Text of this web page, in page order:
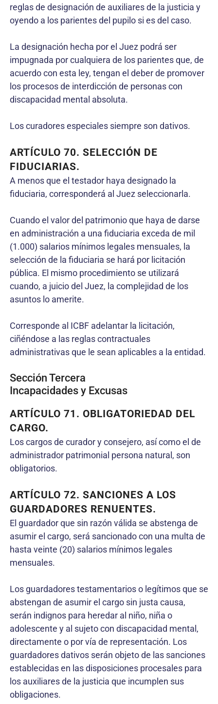
reglas de designación de auxiliares de la justicia y
oyendo a los parientes del pupilo si es del caso.
La designación hecha por el Juez podrá ser
impugnada por cualquiera de los parientes que, de
acuerdo con esta ley, tengan el deber de promover
los procesos de interdicción de personas con
discapacidad mental absoluta.
Los curadores especiales siempre son dativos.
ARTÍCULO 70. SELECCIÓN DE
FIDUCIARIAS.
A menos que el testador haya designado la
fiduciaria, corresponderá al Juez seleccionarla.
Cuando el valor del patrimonio que haya de darse
en administración a una fiduciaria exceda de mil
(1.000) salarios mínimos legales mensuales, la
selección de la fiduciaria se hará por licitación
pública. El mismo procedimiento se utilizará
cuando, a juicio del Juez, la complejidad de los
asuntos lo amerite.
Corresponde al ICBF adelantar la licitación,
ciñéndose a las reglas contractuales
administrativas que le sean aplicables a la entidad.
Sección Tercera
Incapacidades y Excusas
ARTÍCULO 71. OBLIGATORIEDAD DEL
CARGO.
Los cargos de curador y consejero, así como el de
administrador patrimonial persona natural, son
obligatorios.
ARTÍCULO 72. SANCIONES A LOS
GUARDADORES RENUENTES.
El guardador que sin razón válida se abstenga de
asumir el cargo, será sancionado con una multa de
hasta veinte (20) salarios mínimos legales
mensuales.
Los guardadores testamentarios o legítimos que se
abstengan de asumir el cargo sin justa causa,
serán indignos para heredar al niño, niña o
adolescente y al sujeto con discapacidad mental,
directamente o por vía de representación. Los
guardadores dativos serán objeto de las sanciones
establecidas en las disposiciones procesales para
los auxiliares de la justicia que incumplen sus
obligaciones.